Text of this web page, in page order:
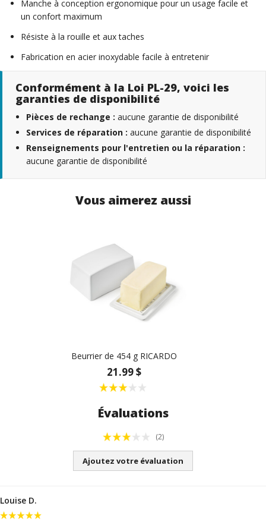
Manche à conception ergonomique pour un usage facile et
un confort maximum
Résiste à la rouille et aux taches
Fabrication en acier inoxydable facile à entretenir
Conformément à la Loi PL-29, voici les
garanties de disponibilité
Pièces de rechange : aucune garantie de disponibilité
Services de réparation : aucune garantie de disponibilité
Renseignements pour l'entretien ou la réparation :
aucune garantie de disponibilité
Vous aimerez aussi
Beurrier de 454 g RICARDO
21.99 $
Évaluations
(2)
Ajoutez votre évaluation
Louise D.